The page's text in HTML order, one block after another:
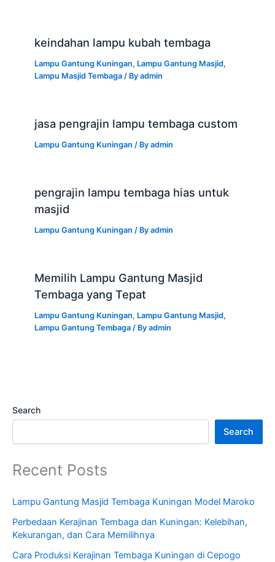
keindahan lampu kubah tembaga
Lampu Gantung Kuningan, Lampu Gantung Masjid,
Lampu Masjid Tembaga / Byadmin
jasa pengrajin lampu tembaga custom
Lampu Gantung Kuningan / Byadmin
pengrajin lampu tembaga hias untuk
masjid
Lampu Gantung Kuningan / Byadmin
Memilih Lampu Gantung Masjid
Tembaga yang Tepat
Lampu Gantung Kuningan, Lampu Gantung Masjid,
Lampu Gantung Tembaga / Byadmin
Search
Search
Recent Posts
Lampu Gantung Masjid Tembaga Kuningan Model Maroko
Perbedaan Kerajinan Tembaga dan Kuningan: Kelebihan,
Kekurangan, dan Cara Memilihnya
Cara Produksi Kerajinan Tembaga Kuningan di Cepogo